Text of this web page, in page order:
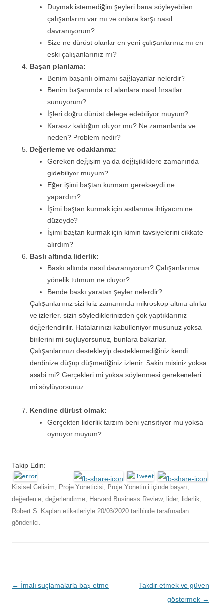
Duymak istemediğim şeyleri bana söyleyebilen
çalışanlarım var mı ve onlara karşı nasıl
davranıyorum?
Size ne dürüst olanlar en yeni çalışanlarınız mı en
eski çalışanlarınız mı?
Başarı planlama:
Benim başarılı olmamı sağlayanlar nelerdir?
Benim başarımda rol alanlara nasıl fırsatlar
sunuyorum?
İşleri doğru dürüst delege edebiliyor muyum?
Karasız kaldığım oluyor mu? Ne zamanlarda ve
neden? Problem nedir?
Değerleme ve odaklanma:
Gereken değişim ya da değişikliklere zamanında
gidebiliyor muyum?
Eğer işimi baştan kurmam gerekseydi ne
yapardım?
İşimi baştan kurmak için astlarıma ihtiyacım ne
düzeyde?
İşimi baştan kurmak için kimin tavsiyelerini dikkate
alırdım?
Baslı altında liderlik:
Baskı altında nasıl davranıyorum? Çalışanlarıma
yönelik tutmum ne oluyor?
Bende baskı yaratan şeyler nelerdir?
Çalışanlarınız sizi kriz zamanında mikroskop altına alırlar
ve izlerler. sizin söylediklerinizden çok yaptıklarınız
değerlendirilir. Hatalarınızı kabulleniyor musunuz yoksa
birilerini mi suçluyorsunuz, bunlara bakarlar.
Çalışanlarınızı destekleyip desteklemediğiniz kendi
derdinize düşüp düşmediğiniz izlenir. Sakin misiniz yoksa
asabi mi? Gerçekleri mi yoksa söylenmesi gerekeneleri
mi söylüyorsunuz.
Kendine dürüst olmak:
Gerçekten liderlik tarzım beni yansıtıyor mu yoksa
oynuyor muyum?
Takip Edin:
Kisisel Gelisim Proje Yöneticisi Proje Yönetimi içinde başarı
değerleme değerlendirme Harvard Business Review, lider, liderlik
Robert S. Kaplan etiketleriyle 20/03/2020 tarihinde tarafınadan
gönderildi.
Yazı
← İmalı suçlamalarla baş etme
Takdir etmek ve güven
göstermek →